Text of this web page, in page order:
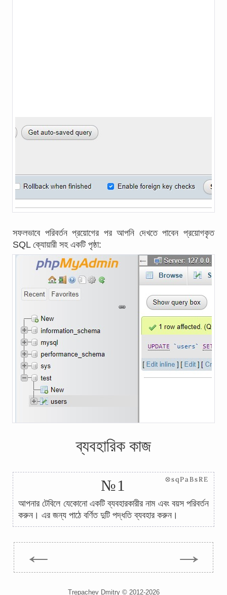
সফলভাবে পরিবর্তন প্রয়োগের পর আপনি দেখতে পাবেন প্রয়োগকৃত
SQL ক্যোয়ারী সহ একটি পৃষ্ঠা:
ব্যবহারিক কাজ
№1 ⊗sqPaBsRE
আপনার টেবিলে যেকোনো একটি ব্যবহারকারীর নাম এবং বয়স পরিবর্তন
করুন। এর জন্য পাঠে বর্ণিত দুটি পদ্ধতি ব্যবহার করুন।
← →
Trepachev Dmitry © 2012-2026